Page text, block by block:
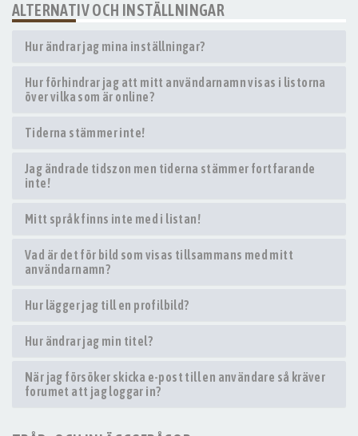
ALTERNATIV OCH INSTÄLLNINGAR
Hur ändrar jag mina inställningar?
Hur förhindrar jag att mitt användarnamn visas i listorna
över vilka som är online?
Tiderna stämmer inte!
Jag ändrade tidszon men tiderna stämmer fortfarande
inte!
Mitt språk finns inte med i listan!
Vad är det för bild som visas tillsammans med mitt
användarnamn?
Hur lägger jag till en profilbild?
Hur ändrar jag min titel?
När jag försöker skicka e-post till en användare så kräver
forumet att jag loggar in?